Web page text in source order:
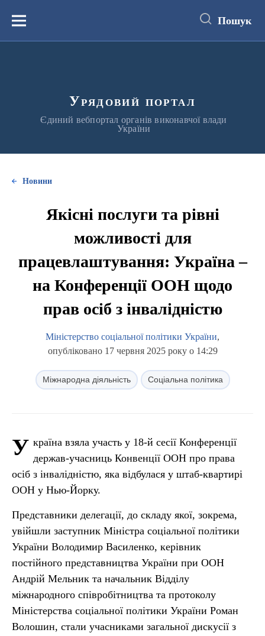
вмістуМеню Пошук
Урядовий портал
Єдиний вебпортал органів виконавчої влади
України
Новини
Якісні послуги та рівні
можливості для
працевлаштування: Україна –
на Конференції ООН щодо
прав осіб з інвалідністю
Міністерство соціальної політики України,
опубліковано 17 червня 2025 року о 14:29
Міжнародна діяльність Соціальна політика
У країна взяла участь у 18-й сесії Конференції
держав-учасниць Конвенції ООН про права
осіб з інвалідністю, яка відбулася у штаб-квартирі
ООН у Нью-Йорку.
Представники делегації, до складу якої, зокрема,
увійшли заступник Міністра соціальної політики
України Володимир Василенко, керівник
постійного представництва України при ООН
Андрій Мельник та начальник Відділу
міжнародного співробітництва та протоколу
Міністерства соціальної політики України Роман
Волошин, стали учасниками загальної дискусії з